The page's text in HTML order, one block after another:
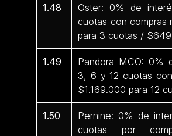
1.48
Oster: 0% de
cuotas con compras
para 3 cuotas /
1.49
Pandora MCO: 0%
3, 6 y 12 cuotas
$1.169.000 para 12
1.50
Pernine: 0% de
cuotas por